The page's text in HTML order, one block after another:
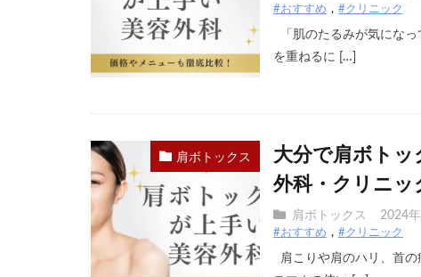
#おすすめ #クリニック
「肌のたるみが気にな
を重ねるに […]
肩ボトックス
大分で肩ボト
外科・クリニッ
肩ボトックス 2024
#おすすめ #クリニック
肩こりや肩のハリ、首の